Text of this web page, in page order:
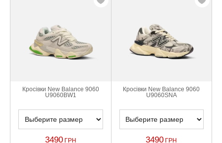
Кросівки New Balance 9060
U9060BW1
3490 ГРН
Кросівки New Balance 9060
U9060SNA
3490 ГРН